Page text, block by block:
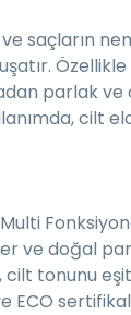
saçların
parlak
cilt
doğal
tonunu